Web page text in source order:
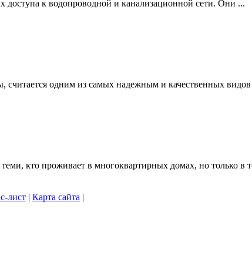
к водопроводной и канализационной сети. Они ...
считается одним из самых надежным и качественных видов
кто проживает в многоквартирных домах, но только в
лист | Карта сайта |